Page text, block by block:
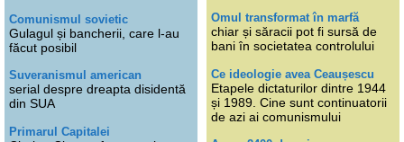
Comunismul sovietic
Gulagul și bancherii, care l-au
făcut posibil
Suveranismul american
serial despre dreapta disidentă
din SUA
Primarul Capitalei
Omul transformat în marfă
chiar și săracii pot fi sursă de
bani în societatea controlului
Ce ideologie avea Ceaușescu
Etapele dictaturilor dintre 1944
și 1989. Cine sunt continuatorii
de azi ai comunismului